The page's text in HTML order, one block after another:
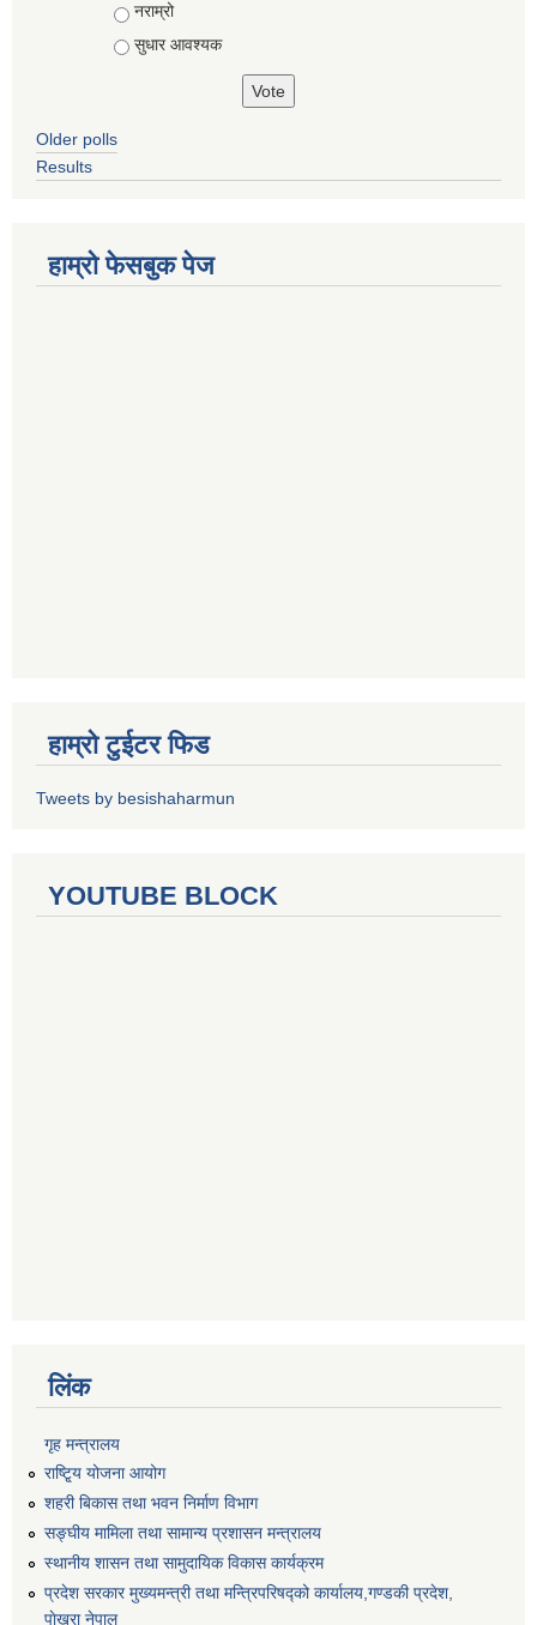
नराम्रो
सुधार आवश्यक
Older polls
Results
हाम्रो फेसबुक पेज
हाम्रो टुईटर फिड
Tweets by besishaharmun
YOUTUBE BLOCK
लिंक
गृह मन्त्रालय
राष्टि्ृय योजना आयोग
शहरी बिकास तथा भवन निर्माण विभाग
सङ्घीय मामिला तथा सामान्य प्रशासन मन्त्रालय
स्थानीय शासन तथा सामुदायिक विकास कार्यक्रम
प्रदेश सरकार मुख्यमन्त्री तथा मन्त्रिपरिषद्को कार्यालय,गण्डकी प्रदेश,
पाेखरा नेपाल